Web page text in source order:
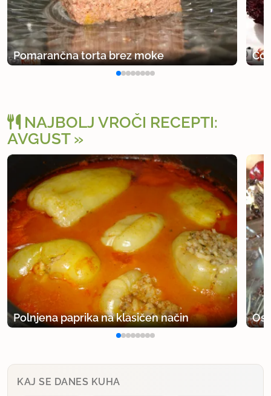
Pomarančna torta brez moke
NAJBOLJ VROČI RECEPTI:
AVGUST
Polnjena paprika na klasičen način
KAJ SE DANES KUHA